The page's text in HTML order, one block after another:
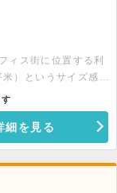
ィス街に位置する利
）というサイズ感
さです。室内には専
。周辺はオフィスビ
る立地を活かした幅
つきましてはお問い
細を見る